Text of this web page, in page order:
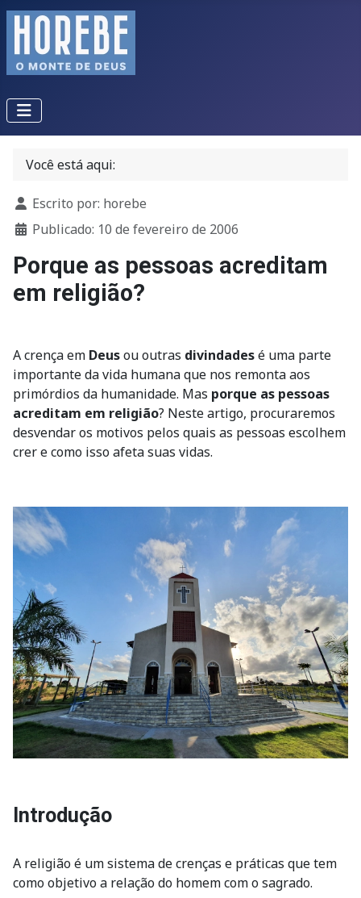
Você está aqui:
Detalhes
Escrito por: horebe
Publicado: 10 de fevereiro de 2006
Porque as pessoas acreditam
em religião?
A crença em Deusou outras divindadesé uma parte
importante da vida humana que nos remonta aos
primórdios da humanidade. Mas porque as pessoas
acreditam em religião? Neste artigo, procuraremos
desvendar os motivos pelos quais as pessoas escolhem
crer e como isso afeta suas vidas.
Introdução
A religião é um sistema de crenças e práticas que tem
como objetivo a relação do homem com o sagrado.